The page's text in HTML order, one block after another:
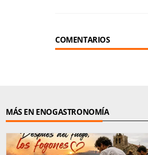
COMENTARIOS
MÁS EN ENOGASTRONOMÍA